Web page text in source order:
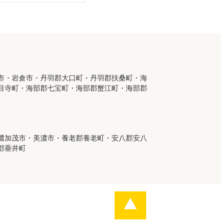
岩倉市・丹羽郡大口町・丹羽郡扶桑町・海
町・海部郡七宝町・海部郡蟹江町・海部郡
茂市・美濃市・養老郡養老町・安八郡安八
垂井町